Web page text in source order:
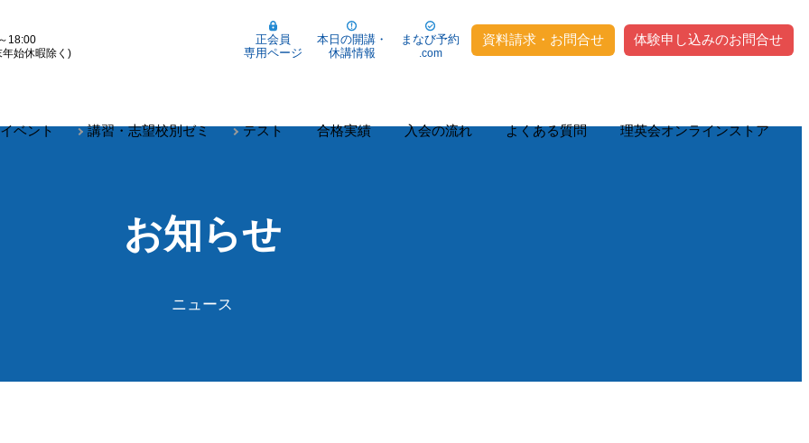
18:00
始休暇除く)
正会員
専用ページ
本日の開講・
休講情報
まなび予約
.com
資料請求・お問合せ 体験申し込みのお問合せ
イベント 講習・志望校別ゼミ テスト 合格実績 入会の流れ よくある質問 理英会オンラインストア
お知らせ
ニュース